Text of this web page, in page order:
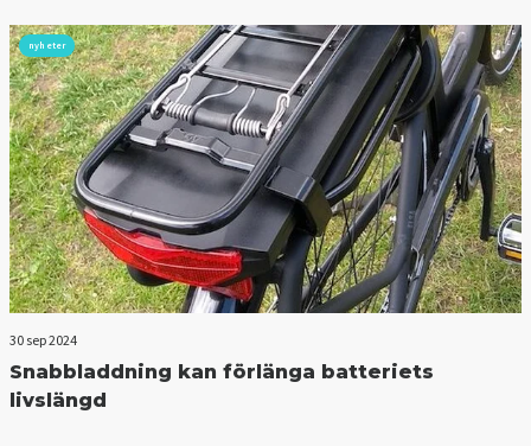
nyheter
30 sep 2024
Snabbladdning kan förlänga batteriets
livslängd